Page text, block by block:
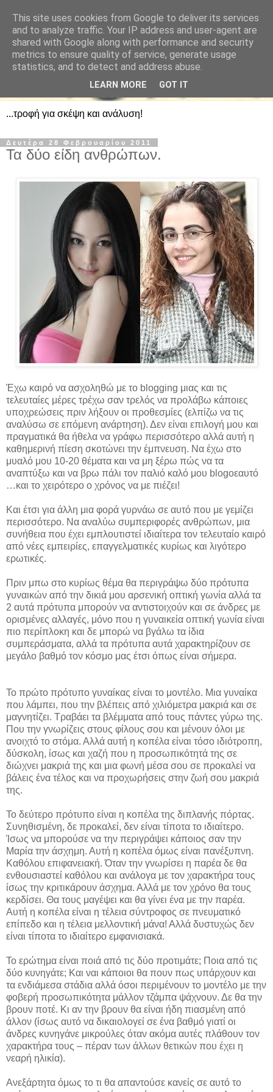
...τροφή για σκέψη και ανάλυση!
Δευτέρα 28 Φεβρουαρίου 2011
Τα δύο είδη ανθρώπων.
Έχω καιρό να ασχοληθώ με το blogging μιας και τις
τελευταίες μέρες τρέχω σαν τρελός να προλάβω κάποιες
υποχρεώσεις πριν λήξουν οι προθεσμίες (ελπίζω να τις
αναλύσω σε επόμενη ανάρτηση). Δεν είναι επιλογή μου και
πραγματικά θα ήθελα να γράφω περισσότερο αλλά αυτή η
καθημερινή πίεση σκοτώνει την έμπνευση. Να έχω στο
μυαλό μου 10-20 θέματα και να μη ξέρω πώς να τα
αναπτύξω και να βρω πάλι τον παλιό καλό μου blogοεαυτό
…και το χειρότερο ο χρόνος να με πιέζει!
Και έτσι για άλλη μια φορά γυρνάω σε αυτό που με γεμίζει
περισσότερο. Να αναλύω συμπεριφορές ανθρώπων, μια
συνήθεια που έχει εμπλουτιστεί ιδιαίτερα τον τελευταίο καιρό
από νέες εμπειρίες, επαγγελματικές κυρίως και λιγότερο
ερωτικές.
Πριν μπω στο κυρίως θέμα θα περιγράψω δύο πρότυπα
γυναικών από την δικιά μου αρσενική οπτική γωνία αλλά τα
2 αυτά πρότυπα μπορούν να αντιστοιχούν και σε άνδρες με
ορισμένες αλλαγές, μόνο που η γυναικεία οπτική γωνία είναι
πιο περίπλοκη και δε μπορώ να βγάλω τα ίδια
συμπεράσματα, αλλά τα πρότυπα αυτά χαρακτηρίζουν σε
μεγάλο βαθμό τον κόσμο μας έτσι όπως είναι σήμερα.
Το πρώτο πρότυπο γυναίκας είναι το μοντέλο. Μια γυναίκα
που λάμπει, που την βλέπεις από χιλιόμετρα μακριά και σε
μαγνητίζει. Τραβάει τα βλέμματα από τους πάντες γύρω της.
Που την γνωρίζεις στους φίλους σου και μένουν όλοι με
ανοιχτό το στόμα. Αλλά αυτή η κοπέλα είναι τόσο ιδιότροπη,
δύσκολη, ίσως και χαζή που η προσωπικότητά της σε
διώχνει μακριά της και μια φωνή μέσα σου σε προκαλεί να
βάλεις ένα τέλος και να προχωρήσεις στην ζωή σου μακριά
της.
Το δεύτερο πρότυπο είναι η κοπέλα της διπλανής πόρτας.
Συνηθισμένη, δε προκαλεί, δεν είναι τίποτα το ιδιαίτερο.
Ίσως να μπορούσε να την περιγράψει κάποιος σαν την
Μαρία την άσχημη. Αυτή η κοπέλα όμως είναι πανέξυπνη.
Καθόλου επιφανειακή. Όταν την γνωρίσει η παρέα δε θα
ενθουσιαστεί καθόλου και ανάλογα με τον χαρακτήρα τους
ίσως την κριτικάρουν άσχημα. Αλλά με τον χρόνο θα τους
κερδίσει. Θα τους μαγέψει και θα γίνει ένα με την παρέα.
Αυτή η κοπέλα είναι η τέλεια σύντροφος σε πνευματικό
επίπεδο και η τέλεια μελλοντική μάνα! Αλλά δυστυχώς δεν
είναι τίποτα το ιδιαίτερο εμφανισιακά.
Το ερώτημα είναι ποιά από τις δύο προτιμάτε; Ποια από τις
δύο κυνηγάτε; Και ναι κάποιοι θα πουν πως υπάρχουν και
τα ενδιάμεσα στάδια αλλά όσοι περιμένουν το μοντέλο με την
φοβερή προσωπικότητα μάλλον τζάμπα ψάχνουν. Δε θα την
βρουν ποτέ. Κι αν την βρουν θα είναι ήδη πιασμένη από
άλλον (ίσως αυτό να δικαιολογεί σε ένα βαθμό γιατί οι
άνδρες κυνηγάνε μικρούλες όταν ακόμα αυτές πλάθουν τον
χαρακτήρα τους – πέραν των άλλων θετικών που έχει η
νεαρή ηλικία).
Ανεξάρτητα όμως το τι θα απαντούσε κανείς σε αυτό το
This site uses cookies from Google to deliver its services
and to analyze traffic. Your IP address and user-agent are
shared with Google along with performance and security
metrics to ensure quality of service, generate usage
statistics, and to detect and address abuse.
LEARN MORE GOT IT